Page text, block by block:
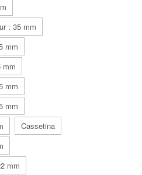
: 35 mm
mm
mm
mm
mm
Cassetina
mm